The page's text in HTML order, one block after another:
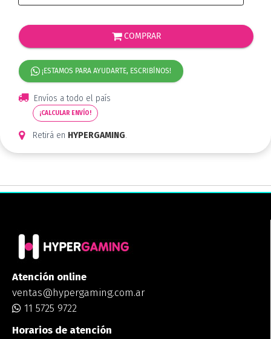
COMPRAR
¡ESTAMOS PARA AYUDARTE, ESCRIBÍNOS!
Envíos a todo el país
¡CALCULAR ENVÍO!
Retirá en HYPERGAMING.
Atención online
ventas@hypergaming.com.ar
11 5725 9722
Horarios de atención